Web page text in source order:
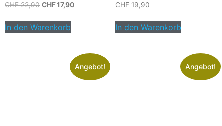
CHF22,90 CHF17,90
In den Warenkorb
CHF 19,90
In den Warenkorb
Angebot! Angebot!